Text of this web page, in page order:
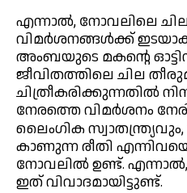
എന്നാൽ, നോവലിലെ
വിമർശനങ്ങൾക്ക്
അംബയുടെ മകന്റെ
ജീവിതത്തിലെ ചില
ചിത്രീകരിക്കുന്നതിൽ
നേരത്തെ വിമർശനം
ലൈംഗിക
കാണുന്ന രീതി
നോവലിൽ ഉണ്ട്.
ഇത് വിവാദമായിട്ടുണ്ട്.